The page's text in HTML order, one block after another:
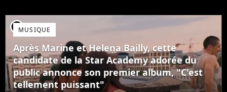
player2MUSIQUE
Après Marine et Helena Bailly, cette
candidate de la Star Academy adorée du
public annonce son premier album, "C'est
tellement puissant"